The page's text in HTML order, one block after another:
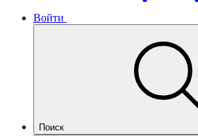
Войти
Поиск